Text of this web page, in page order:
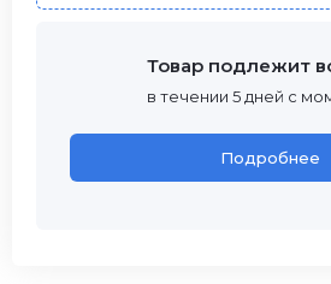
Товар подлежит
в течении 5 дней с
Подробнее